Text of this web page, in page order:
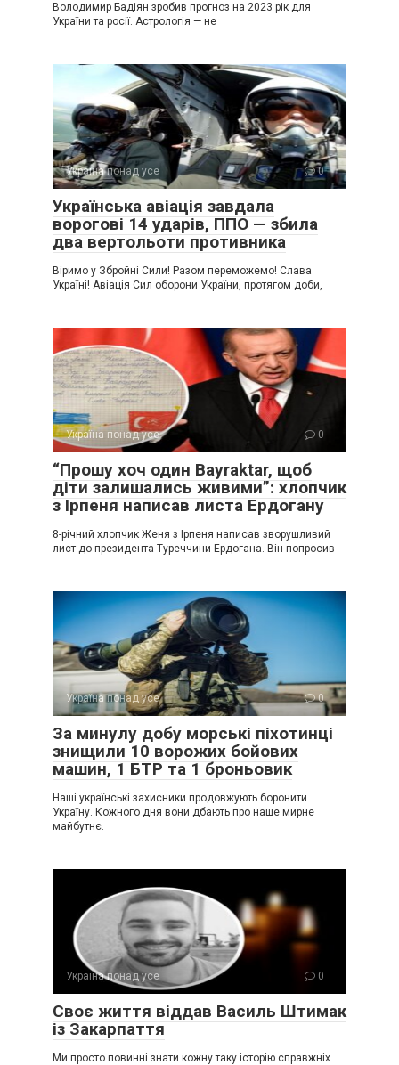
Володимир Бадіян зробив прогноз на 2023 рік для
України та росії. Астрологія — не
Україна понад усе 0
Українська авіація завдала
ворогові 14 ударів, ППО — збила
два вертольоти противника
Віримо у Збройні Сили! Разом переможемо! Слава
Україні! Авіація Сил оборони України, протягом доби,
Україна понад усе 0
“Прошу хоч один Bayraktar, щоб
діти залишались живими”: хлопчик
з Ірпеня написав листа Ердогану
8-річний хлопчик Женя з Ірпеня написав зворушливий
лист до президента Туреччини Ердогана. Він попросив
Україна понад усе 0
За минулу добу морські піхотинці
знищили 10 ворожих бойових
машин, 1 БТР та 1 броньовик
Наші українські захисники продовжують боронити
Україну. Кожного дня вони дбають про наше мирне
майбутнє.
Україна понад усе 0
Своє життя віддав Василь Штимак
із Закарпаття
Ми просто повинні знати кожну таку історію справжніх